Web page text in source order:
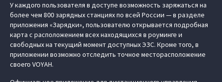
У каждого пользователя в доступе возможность заряжаться на
более чем 800 зарядных станциях по всей России — в разделе
приложения «Зарядки», пользователю открывается подробная
карта с расположением всех находящихся в роуминге и
свободных на текущий момент доступных ЭЗС. Кроме того, в
приложении возможно отследить точное месторасположение
своего VOYAH.